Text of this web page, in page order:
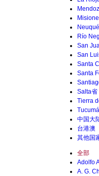
Río
San
San
Santa
Santa
Salta省
Tierra
中国大
台港澳
其他国
全部
Adolfo
A. G.